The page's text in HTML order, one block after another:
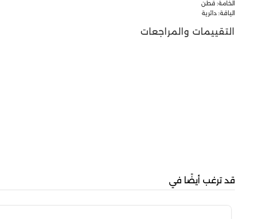
الخامة: قطن
الياقة: دائرية
التقييمات والمراجعات
قد ترغب أيضًا في